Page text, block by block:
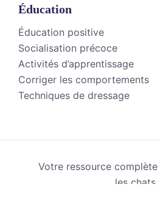
Éducation
Éducation positive
Socialisation précoce
Activités d’apprentissage
Corriger les comportements
Techniques de dressage
Votre ressource
les chats.